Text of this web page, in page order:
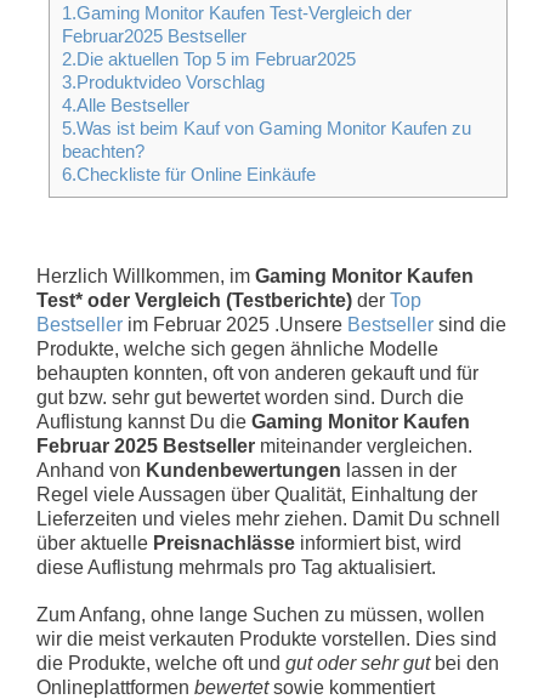
1.Gaming Monitor Kaufen Test-Vergleich der
Februar2025 Bestseller
2.Die aktuellen Top 5 im Februar2025
3.Produktvideo Vorschlag
4.Alle Bestseller
5.Was ist beim Kauf von Gaming Monitor Kaufen zu
beachten?
6.Checkliste für Online Einkäufe
Herzlich Willkommen, im Gaming Monitor Kaufen
Test* oder Vergleich (Testberichte) der Top
Bestseller im Februar 2025 .Unsere Bestseller sind die
Produkte, welche sich gegen ähnliche Modelle
behaupten konnten, oft von anderen gekauft und für
gut bzw. sehr gut bewertet worden sind. Durch die
Auflistung kannst Du die Gaming Monitor Kaufen
Februar 2025 Bestseller miteinander vergleichen.
Anhand von Kundenbewertungen lassen in der
Regel viele Aussagen über Qualität, Einhaltung der
Lieferzeiten und vieles mehr ziehen. Damit Du schnell
über aktuelle Preisnachlässe informiert bist, wird
diese Auflistung mehrmals pro Tag aktualisiert.
Zum Anfang, ohne lange Suchen zu müssen, wollen
wir die meist verkauten Produkte vorstellen. Dies sind
die Produkte, welche oft und gut oder sehr gutbei den
Onlineplattformen bewertetsowie kommentiert